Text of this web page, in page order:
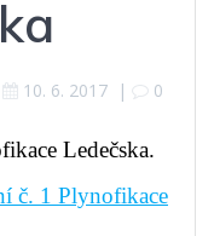
10. 6. 2017| 0
Ledečska.
č. 1 Plynofikace